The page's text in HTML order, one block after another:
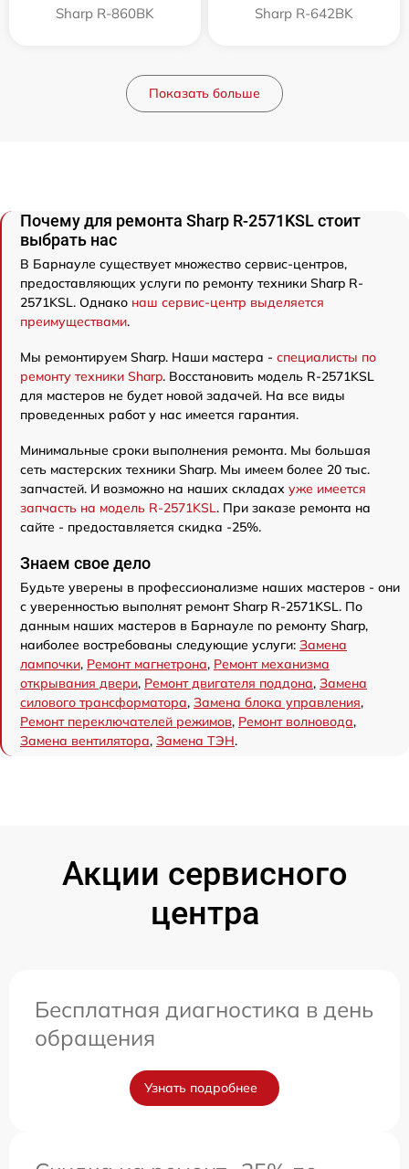
Sharp R-860BK Sharp R-642BK
Показать больше
Почему для ремонта Sharp R-2571KSL стоит
выбрать нас
В Барнауле существует множество сервис-центров,
предоставляющих услуги по ремонту техники Sharp R-
2571KSL. Однако наш сервис-центр выделяется
преимуществами.
Мы ремонтируем Sharp. Наши мастера - специалисты по
ремонту техники Sharp. Восстановить модель R-2571KSL
для мастеров не будет новой задачей. На все виды
проведенных работ у нас имеется гарантия.
Минимальные сроки выполнения ремонта. Мы большая
сеть мастерских техники Sharp. Мы имеем более 20 тыс.
запчастей. И возможно на наших складах уже имеется
запчасть на модель R-2571KSL. При заказе ремонта на
сайте - предоставляется скидка -25%.
Знаем свое дело
Будьте уверены в профессионализме наших мастеров - они
с уверенностью выполнят ремонт Sharp R-2571KSL. По
данным наших мастеров в Барнауле по ремонту Sharp,
наиболее востребованы следующие услуги: Замена
лампочки, Ремонт магнетрона, Ремонт механизма
открывания двери, Ремонт двигателя поддона, Замена
силового трансформатора, Замена блока управления,
Ремонт переключателей режимов, Ремонт волновода,
Замена вентилятора, Замена ТЭН.
Акции сервисного
центра
Бесплатная диагностика в день
обращения
Узнать подробнее